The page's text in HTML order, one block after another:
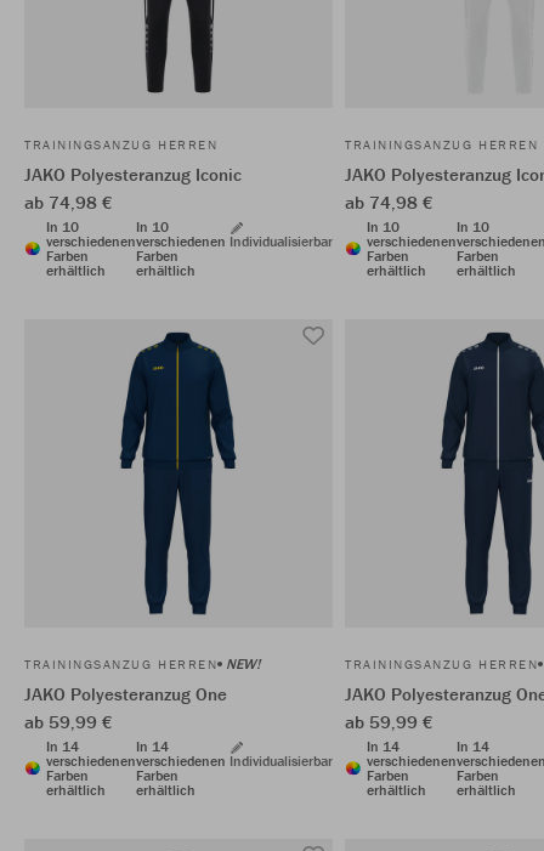
TRAININGSANZUG HERREN
JAKO Polyesteranzug Iconic
ab 74,98 €
In 10
verschiedenen
Farben
erhältlich
In 10
verschiedenen
Farben
erhältlich
Individualisierbar
TRAININGSANZUG HERREN
JAKO Polyesteranzug
ab 74,98 €
In 10
verschiedenen
Farben
erhältlich
In 10
Farben
erhältlich
TRAININGSANZUG HERREN NEW!
JAKO Polyesteranzug One
ab 59,99 €
In 14
verschiedenen
Farben
erhältlich
In 14
verschiedenen
Farben
erhältlich
Individualisierbar
TRAININGSANZUG HERREN
JAKO Polyesteranzug
ab 59,99 €
In 14
verschiedenen
Farben
erhältlich
In 14
Farben
erhältlich